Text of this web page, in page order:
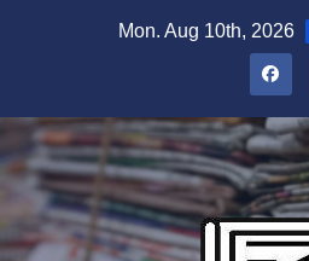
Mon. Aug 10th, 2026